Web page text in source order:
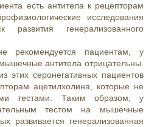
есть антитела к рецепторам
исследования
генерализованного
рекомендуется пациентам, у
антитела отрицательны.
этих серонегативных пациентов
ацетилхолина, которые не
тестами. Таким образом, у
тестом на мышечные
развивается генерализованная